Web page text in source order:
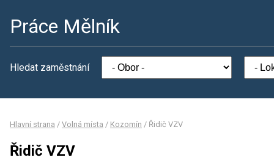
Práce Mělník
Hledat zaměstnání
Hlavní strana / Volná místa / Kozomín / Řidič VZV
Řidič VZV